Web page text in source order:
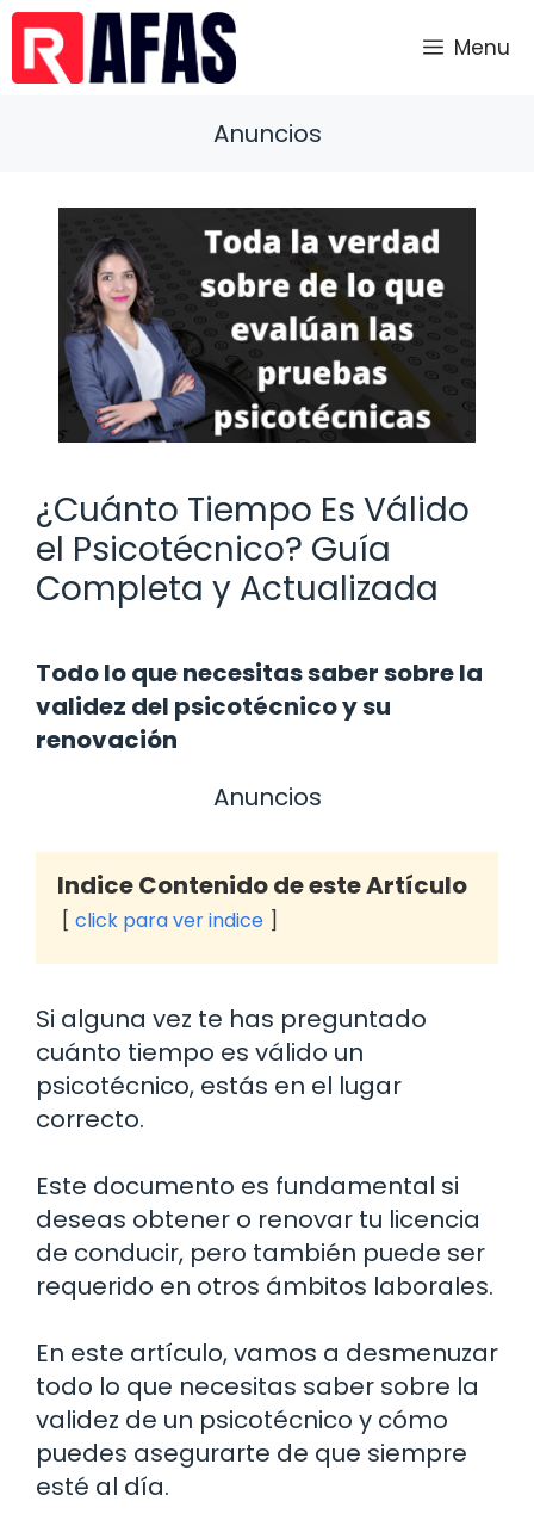
Saltar
contenido
Menu
Anuncios
¿Cuánto Tiempo Es Válido
el Psicotécnico? Guía
Completa y Actualizada
Todo lo que necesitas saber sobre la
validez del psicotécnico y su
renovación
Anuncios
Indice Contenido de este Artículo
click para ver indice
Si alguna vez te has preguntado
cuánto tiempo es válido un
psicotécnico, estás en el lugar
correcto.
Este documento es fundamental si
deseas obtener o renovar tu licencia
de conducir, pero también puede ser
requerido en otros ámbitos laborales.
En este artículo, vamos a desmenuzar
todo lo que necesitas saber sobre la
validez de un psicotécnico y cómo
puedes asegurarte de que siempre
esté al día.